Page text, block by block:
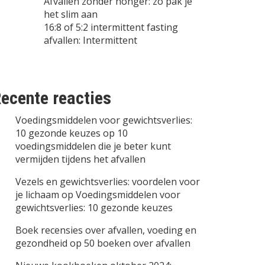
het slim aan
16:8 of 5:2 intermittent fasting
afvallen: Intermittent
reacties
Voedingsmiddelen voor gewichtsverlies:
10 gezonde keuzes op 10
voedingsmiddelen die je beter kunt
vermijden tijdens het afvallen
Vezels en gewichtsverlies: voordelen voor
je lichaam op Voedingsmiddelen voor
gewichtsverlies: 10 gezonde keuzes
Boek recensies over afvallen, voeding en
gezondheid op 50 boeken over afvallen